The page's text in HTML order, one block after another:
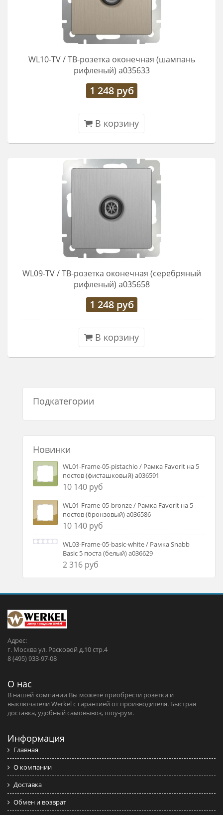
WL10-TV / ТВ-розетка оконечная (шампань
рифленый) a035633
1 248руб
В корзину
WL09-TV / ТВ-розетка оконечная (серебряный
рифленый) a035658
1 248руб
В корзину
Подкатегории
Новинки
WL01-Frame-05-pistachio / Рамка Favorit на 5
постов (фисташковый) a036591
10 140 руб
WL01-Frame-05-bronze / Рамка Favorit на 5
постов (бронзовый) a036586
10 140 руб
WL03-Frame-05-basic-white / Рамка Snabb
Basic 5 поста (белый) a036629
2 316 руб
Адрес:
г. Москва ул. Расковой д.10 стр.4
8 (495) 933-97-08
О нас
В нашей компании Вы можете приобрести розетки и
выключатели Werkel c гарантией от производителя. Быстрая
доставка, удобный самовывоз, шоу-рум.
Информация
Главная
О компании
Доставка
Обмен и возврат